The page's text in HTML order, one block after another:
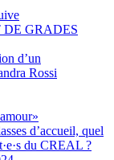
GRADES
d’un
Rossi
d’accueil, quel
du CREAL ?